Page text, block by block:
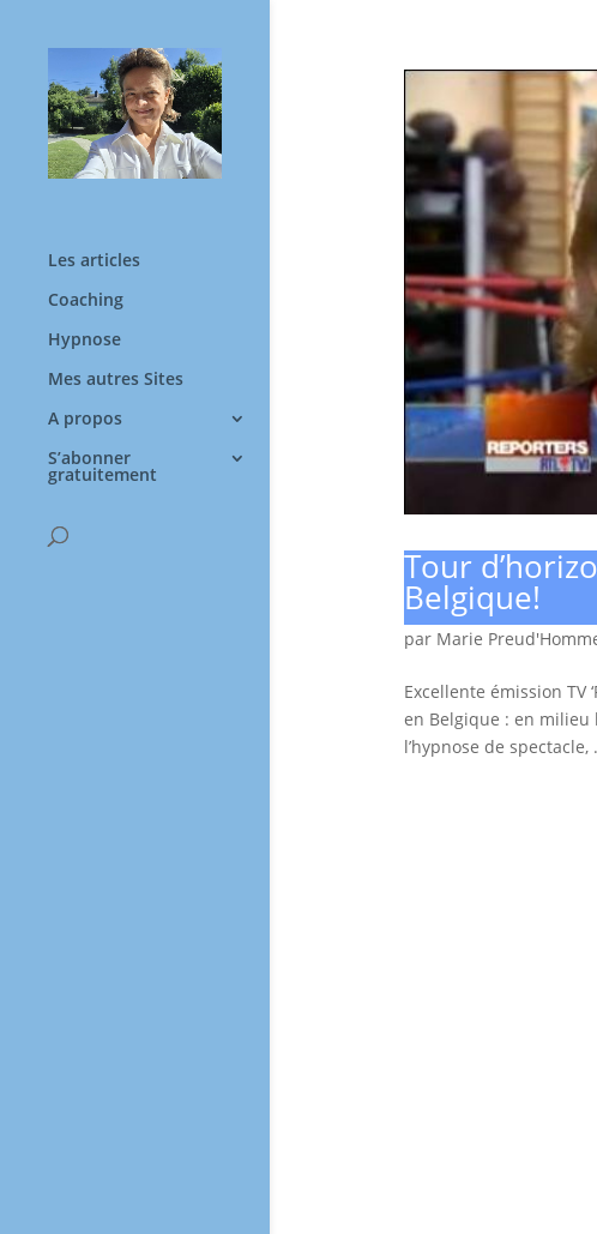
Les articles
Coaching
Hypnose
Mes autres Sites
A propos
S’abonner
gratuitement
Tour
Belgique!
par Marie
Excellente émission TV
en Belgique : en milieu
l’hypnose de